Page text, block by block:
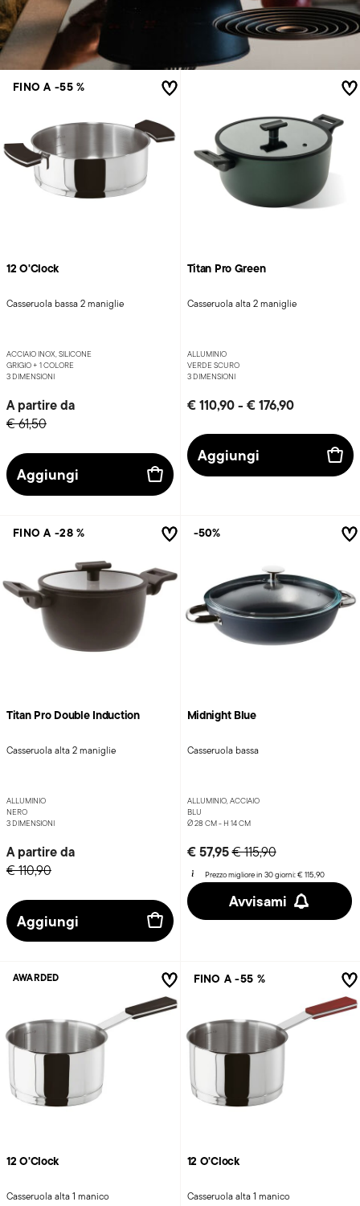
12 O'Clock
Casseruola bassa 2 maniglie
ACCIAIO INOX, SILICONE
GRIGIO + 1 COLORE
3 DIMENSIONI
A partire da
€ 61,50
Aggiungi
FINO A -55 %
Titan Pro Green
Casseruola alta 2 maniglie
ALLUMINIO
VERDE SCURO
3 DIMENSIONI
€ 110,90- € 176,90
Aggiungi
Titan Pro Double Induction
Casseruola alta 2 maniglie
ALLUMINIO
NERO
3 DIMENSIONI
A partire da
€ 110,90
Aggiungi
FINO A -28 %
Midnight Blue
Casseruola bassa
ALLUMINIO, ACCIAIO
BLU
Ø 28 CM - H 14 CM
€ 57,95Price reduced from
€ 115,90to
Prezzo migliore in 30 giorni:€ 115,90
Avvisami
-50%
12 O'Clock
Casseruola alta 1 manico
AWARDED
12 O'Clock
Casseruola alta 1 manico
FINO A -55 %